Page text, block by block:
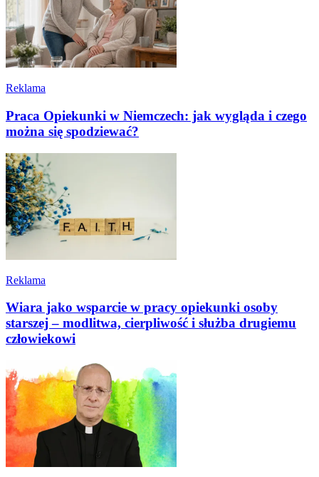
Reklama
Praca Opiekunki w Niemczech: jak wygląda i czego
można się spodziewać?
Reklama
Wiara jako wsparcie w pracy opiekunki osoby
starszej – modlitwa, cierpliwość i służba drugiemu
człowiekowi